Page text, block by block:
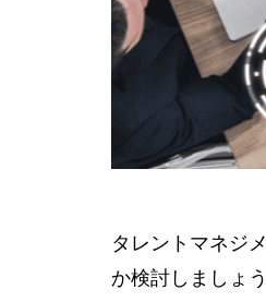
タレントマネジ
か検討しましょう